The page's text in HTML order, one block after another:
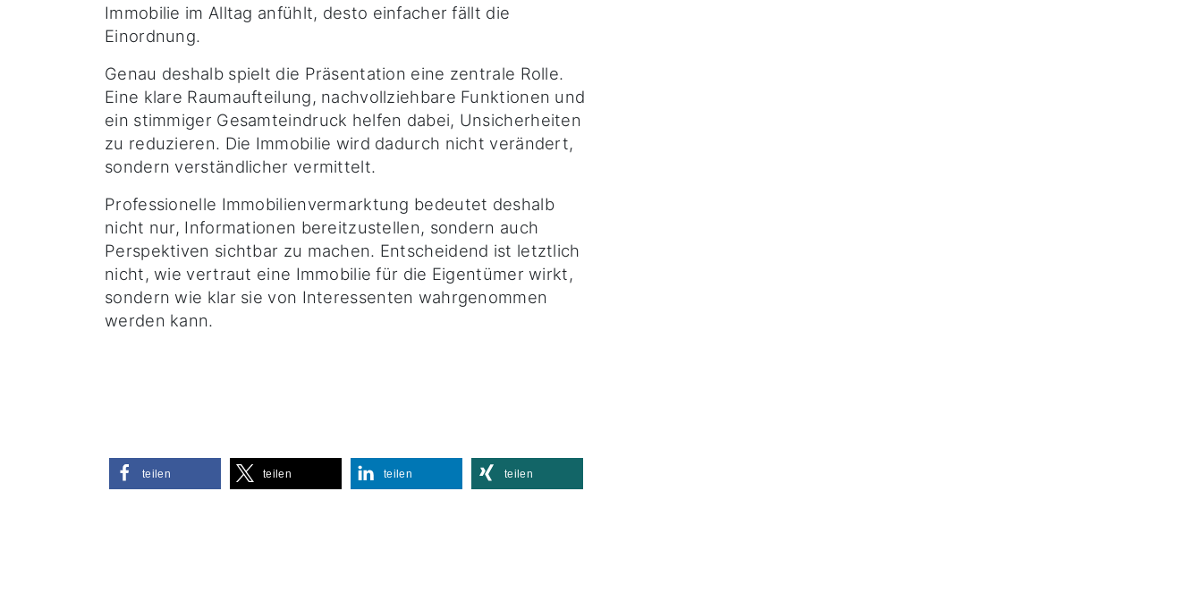
Immobilie im Alltag anfühlt, desto einfacher fällt die
Einordnung.
Genau deshalb spielt die Präsentation eine zentrale Rolle.
Eine klare Raumaufteilung, nachvollziehbare Funktionen und
ein stimmiger Gesamteindruck helfen dabei, Unsicherheiten
zu reduzieren. Die Immobilie wird dadurch nicht verändert,
sondern verständlicher vermittelt.
Professionelle Immobilienvermarktung bedeutet deshalb
nicht nur, Informationen bereitzustellen, sondern auch
Perspektiven sichtbar zu machen. Entscheidend ist letztlich
nicht, wie vertraut eine Immobilie für die Eigentümer wirkt,
sondern wie klar sie von Interessenten wahrgenommen
werden kann.
teilen teilen teilen teilen